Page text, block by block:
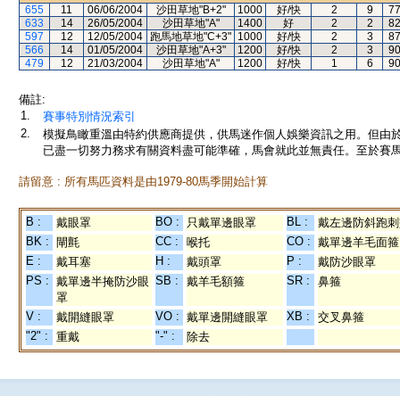
655
11 06/06/2004 沙田草地"B+2" 1000 好/快 2 9
77
633
14 26/05/2004 沙田草地"A" 1400 好 2 2
82
597
12 12/05/2004 跑馬地草地"C+3" 1000 好/快 2 3
87
566
14 01/05/2004 沙田草地"A+3" 1200 好/快 2 3
90
479
12 21/03/2004 沙田草地"A" 1200 好/快 1 6 90
備註:
1.
賽事特別情況索引
2.
模擬鳥瞰重溫由特約供應商提供，供馬迷作個人娛樂資訊之用。但
已盡一切努力務求有關資料盡可能準確，馬會就此並無責任。至於賽
請留意 : 所有馬匹資料是由1979-80馬季開始計算
B : 戴眼罩 BO : 只戴單邊眼罩 BL :
戴左邊防斜跑
BK :
閘氈 CC : 喉托 CO : 戴單邊羊毛面箍
E :
戴耳塞 H : 戴頭罩 P :
戴防沙眼罩
PS : 戴單邊半掩防沙眼
罩
SB : 戴羊毛額箍 SR : 鼻箍
V : 戴開縫眼罩 VO : 戴單邊開縫眼罩 XB :
交叉鼻箍
"2" :
重戴 "-" : 除去